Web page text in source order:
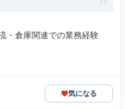
・倉庫関連での業務経験
気になる